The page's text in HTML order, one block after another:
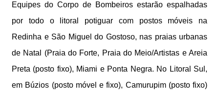
Equipes do Corpo de Bombeiros estarão espalhadas
por todo o litoral potiguar com postos móveis na
Redinha e São Miguel do Gostoso, nas praias urbanas
de Natal (Praia do Forte, Praia do Meio/Artistas e Areia
Preta (posto fixo), Miami e Ponta Negra. No Litoral Sul,
em Búzios (posto móvel e fixo), Camurupim (posto fixo)